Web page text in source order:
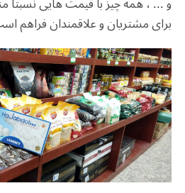
برای مشتریان و علاقمندان فراهم